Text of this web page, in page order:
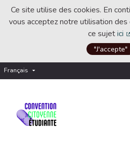
Ce site utilise des cookies. En
vous acceptez notre utilisation des
ce sujetici
"J'accepte"
Français Choisir la langue